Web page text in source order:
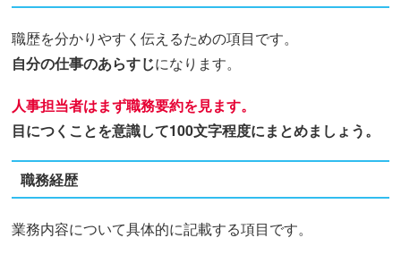
職歴を分かりやすく伝えるための項目です。
自分の仕事のあらすじになります。
人事担当者はまず職務要約を見ます。
目につくことを意識して100文字程度にまとめましょう。
職務経歴
業務内容について具体的に記載する項目です。